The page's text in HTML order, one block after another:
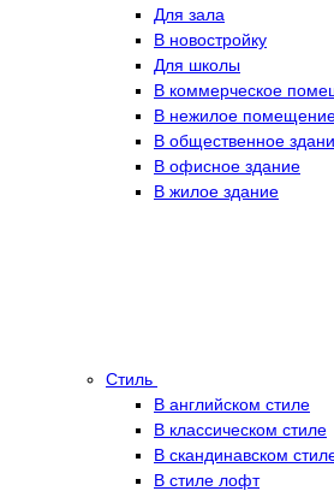
Для зала
В новостройку
Для школы
В коммерческое
В нежилое
В общественное
В офисное здание
В жилое здание
Стиль
В английском стиле
В классическом стиле
В скандинавском
В стиле лофт